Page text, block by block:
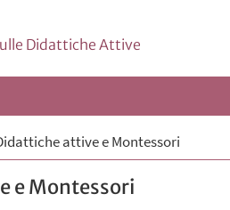
Didattiche Attive
attive e Montessori
e Montessori